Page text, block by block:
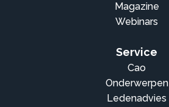
Magazine
Webinars
Service
Cao
Onderwerpen
Ledenadvies